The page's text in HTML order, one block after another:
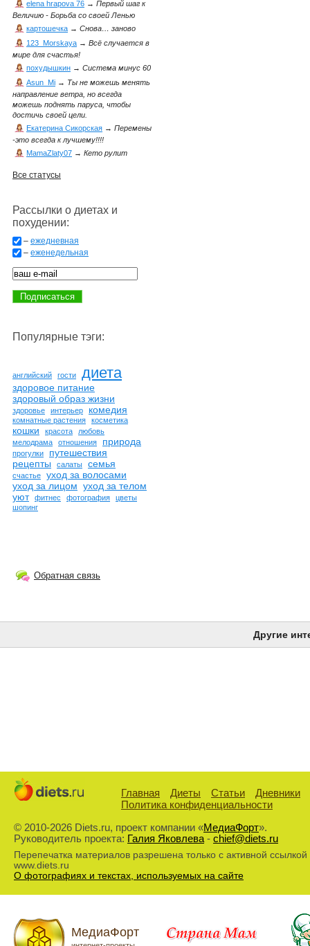
elena hrapova 76 → Первый шаг к
Величию - Борьба со своей Ленью
картошечка → Снова… заново
123_Morskaya → Всё случается в
мире для счастья!
похудышкин → Система минус 60
Asun_Mi → Ты не можешь менять
направление ветра, но всегда
можешь поднять паруса, чтобы
достичь своей цели.
Екатерина Сикорская → Перемены
-это всегда к лучшему!!!!
MamaZlaty07 → Кето рулит
Все статусы
Рассылки о диетах и
похудении:
– ежедневная
– еженедельная
Популярные тэги:
английский гости диета
здоровое питание
здоровый образ жизни
здоровье интерьер комедия
комнатные растения косметика
кошки красота
любовь
мелодрама
отношения природа
прогулки
путешествия
рецепты
салаты семья
счастье
уход за волосами
уход за лицом уход за телом
уют
фитнес фотография
цветы
шопинг
Обратная связь
Другие
Главная Диеты Статьи
Дневники
Политика конфиденциальности
© 2010-2026 Diets.ru, проект компании «МедиаФорт».
Руководитель проекта: Галия Яковлева- chief@diets.ru
Перепечатка материалов разрешена только с активной ссылкой
www.diets.ru
О фотографиях и текстах, используемых на сайте
МедиаФорт